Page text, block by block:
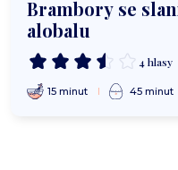
Brambory se
alobalu
4 hlasy
15 minut 45 minut